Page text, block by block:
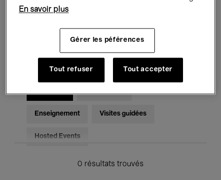
Rencontres & Débats
Musique classique Global Music
Musique électronique
Enseignement Visites guidées
Hosted Events
0 résultats trouvés
En savoir plus
Gérer les péférences
Tout refuser Tout accepter